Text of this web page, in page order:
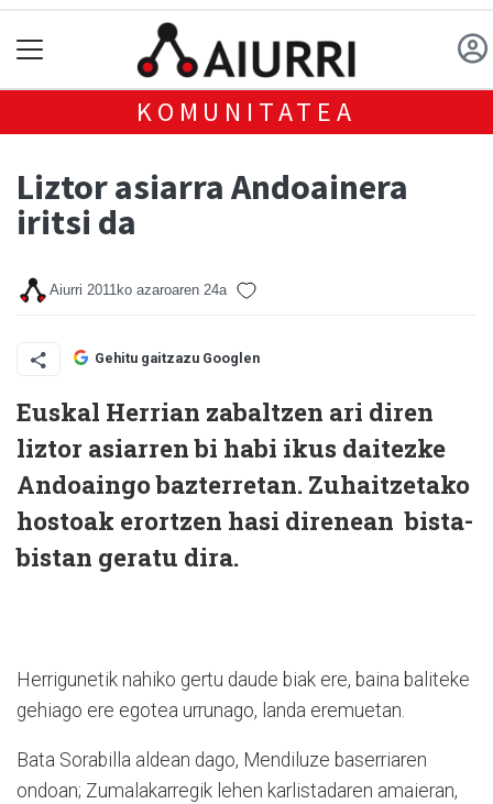
KOMUNITATEA
Liztor asiarra Andoainera
iritsi da
Aiurri 2011ko azaroaren 24a
Gehitu gaitzazu Googlen
Euskal Herrian zabaltzen ari diren
liztor asiarren bi habi ikus daitezke
Andoaingo bazterretan. Zuhaitzetako
hostoak erortzen hasi direnean bista-
bistan geratu dira.
Herrigunetik nahiko gertu daude biak ere, baina baliteke
gehiago ere egotea urrunago, landa eremuetan.
Bata Sorabilla aldean dago, Mendiluze baserriaren
ondoan; Zumalakarregik lehen karlistadaren amaieran,